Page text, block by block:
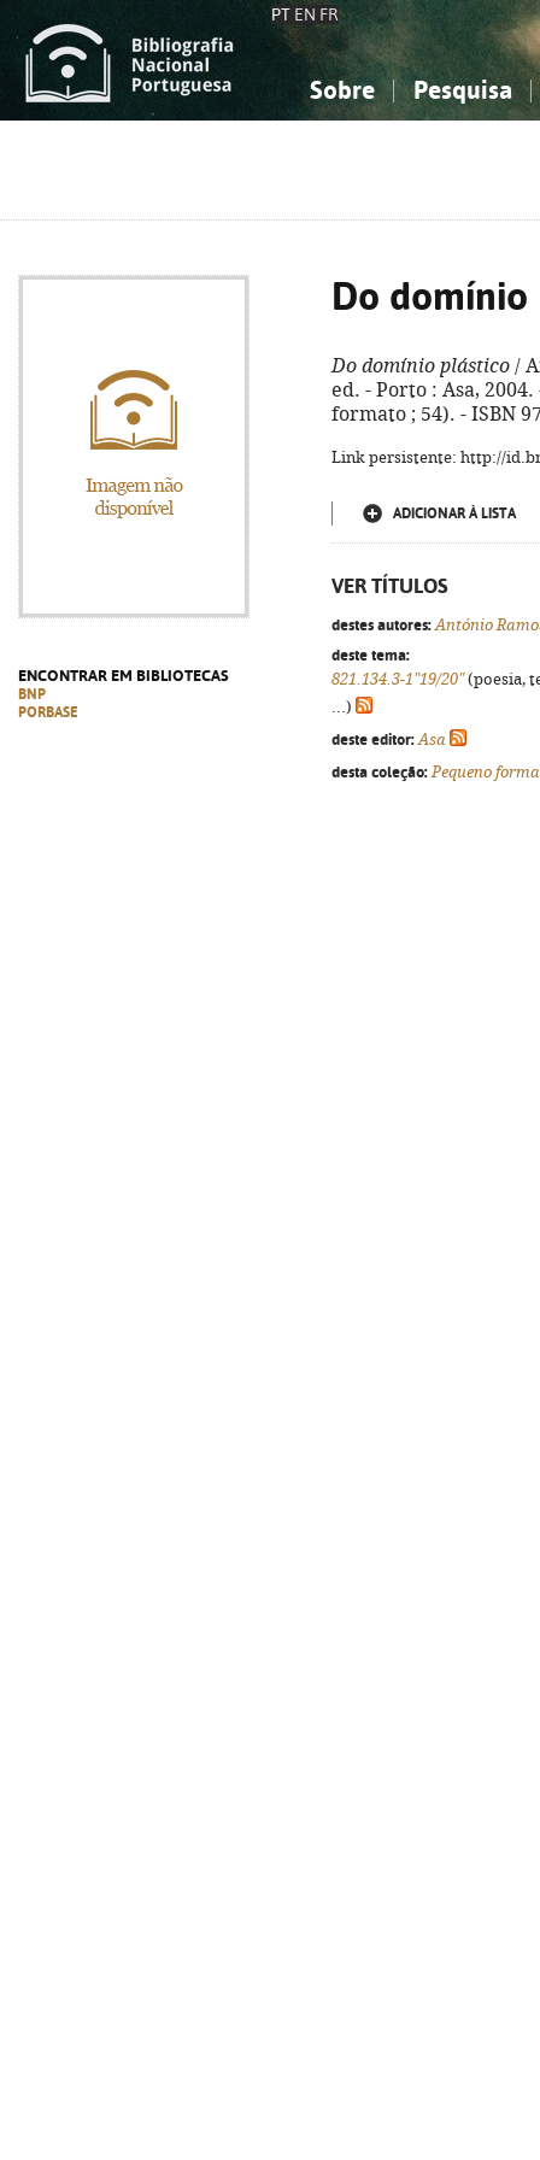
PT EN FR
Sobre Pesquisa
ENCONTRAR EM BIBLIOTECAS
BNP
PORBASE
Do
Do domínio plástico /
ed. - Porto : Asa,
formato ; 54). - ISBN
Link persistente: http://
ADICIONAR À LISTA
VER TÍTULOS
destes autores: António
deste tema:
821.134.3-1"19/20"(poesia,
...)
deste editor: Asa
desta coleção: Pequeno